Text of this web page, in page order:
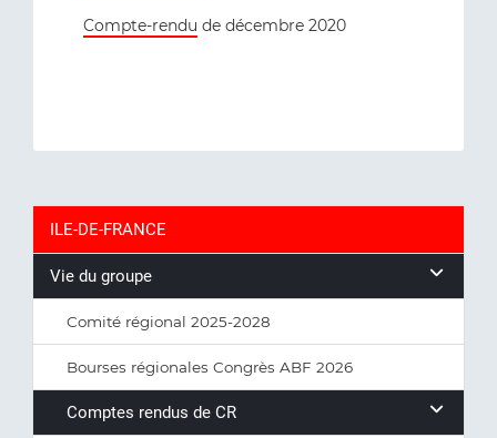
Compte-rendu de décembre 2020
ILE-DE-FRANCE
Vie du groupe
Comité régional 2025-2028
Bourses régionales Congrès ABF 2026
Comptes rendus de CR